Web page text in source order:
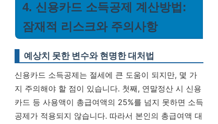
4. 신용카드 소득공제 계산방법:
잠재적 리스크와 주의사항
예상치 못한 변수와 현명한 대처법
신용카드 소득공제는 절세에 큰 도움이 되지만, 몇 가
지 주의해야 할 점이 있습니다. 첫째, 연말정산 시 신용
카드 등 사용액이 총급여액의 25%를 넘지 못하면 소득
공제가 적용되지 않습니다. 따라서 본인의 총급여액 대